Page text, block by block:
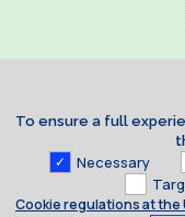
To ensure a full
Necessary
Cookie regulations at the